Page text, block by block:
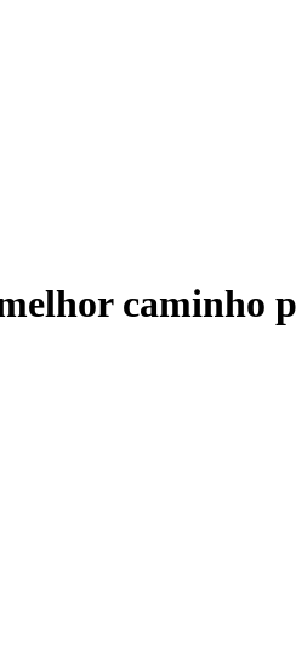
caminho